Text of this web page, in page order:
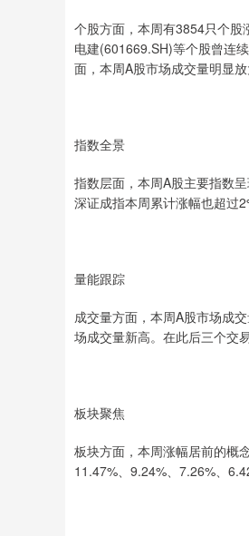
个股方面，本周有3854只个
电建(601669.SH)等个股曾连
面，本周A股市场成交量明显
指数全景
指数层面，本周A股主要指数
深证成指本周累计涨幅也超过
量能跟踪
成交量方面，本周A股市场成
场成交量新高。在此后三个交
板块聚焦
板块方面，本周涨幅居前的概
11.47%、9.24%、7.26%、